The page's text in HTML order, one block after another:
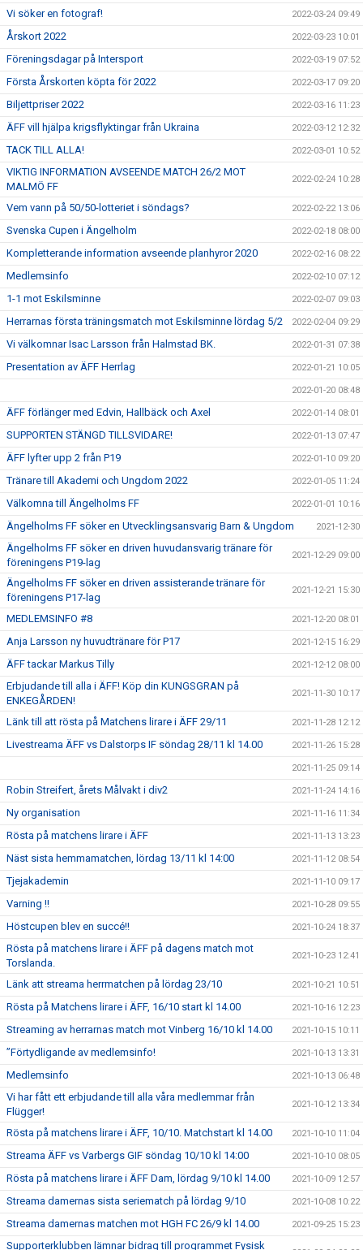
Vi söker en fotograf! 2022-03-24 09:49
Årskort 2022 2022-03-23 10:01
Föreningsdagar på Intersport 2022-03-19 07:52
Första Årskorten köpta för 2022 2022-03-17 09:20
Biljettpriser 2022 2022-03-16 11:23
ÄFF vill hjälpa krigsflyktingar från Ukraina 2022-03-12 12:32
TACK TILL ALLA! 2022-03-01 10:52
VIKTIG INFORMATION AVSEENDE MATCH 26/2 MOT
MALMÖ FF
2022-02-24 10:28
Vem vann på 50/50-lotteriet i söndags? 2022-02-22 13:06
Svenska Cupen i Ängelholm 2022-02-18 08:00
Kompletterande information avseende planhyror 2020 2022-02-16 08:22
Medlemsinfo 2022-02-10 07:12
1-1 mot Eskilsminne 2022-02-07 09:03
Herrarnas första träningsmatch mot Eskilsminne lördag 5/2 2022-02-04 09:29
Vi välkomnar Isac Larsson från Halmstad BK. 2022-01-31 07:38
Presentation av ÄFF Herrlag 2022-01-21 10:05
2022-01-20 08:48
ÄFF förlänger med Edvin, Hallbäck och Axel 2022-01-14 08:01
SUPPORTEN STÄNGD TILLSVIDARE! 2022-01-13 07:47
ÄFF lyfter upp 2 från P19 2022-01-10 09:20
Tränare till Akademi och Ungdom 2022 2022-01-05 11:24
Välkomna till Ängelholms FF 2022-01-01 10:16
Ängelholms FF söker en Utvecklingsansvarig Barn & Ungdom 2021-12-30
Ängelholms FF söker en driven huvudansvarig tränare för
föreningens P19-lag
2021-12-29 09:00
Ängelholms FF söker en driven assisterande tränare för
föreningens P17-lag
2021-12-21 15:30
MEDLEMSINFO #8 2021-12-20 08:01
Anja Larsson ny huvudtränare för P17 2021-12-15 16:29
ÄFF tackar Markus Tilly 2021-12-12 08:00
Erbjudande till alla i ÄFF! Köp din KUNGSGRAN på
ENKEGÅRDEN!
2021-11-30 10:17
Länk till att rösta på Matchens lirare i ÄFF 29/11 2021-11-28 12:12
Livestreama ÄFF vs Dalstorps IF söndag 28/11 kl 14.00 2021-11-26 15:28
2021-11-25 09:14
Robin Streifert, årets Målvakt i div2 2021-11-24 14:16
Ny organisation 2021-11-16 11:34
Rösta på matchens lirare i ÄFF 2021-11-13 13:23
Näst sista hemmamatchen, lördag 13/11 kl 14:00 2021-11-12 08:54
Tjejakademin 2021-11-10 09:17
Varning !! 2021-10-28 09:55
Höstcupen blev en succé!! 2021-10-24 18:37
Rösta på matchens lirare i ÄFF på dagens match mot
Torslanda.
2021-10-23 12:41
Länk att streama herrmatchen på lördag 23/10 2021-10-21 10:51
Rösta på Matchens lirare i ÄFF, 16/10 start kl 14.00 2021-10-16 12:23
Streaming av herrarnas match mot Vinberg 16/10 kl 14.00 2021-10-15 10:11
”Förtydligande av medlemsinfo! 2021-10-13 13:31
Medlemsinfo 2021-10-13 06:48
Vi har fått ett erbjudande till alla våra medlemmar från
Flügger!
2021-10-12 13:34
Rösta på matchens lirare i ÄFF, 10/10. Matchstart kl 14.00 2021-10-10 11:04
Streama ÄFF vs Varbergs GIF söndag 10/10 kl 14:00 2021-10-10 08:05
Rösta på matchens lirare i ÄFF Dam, lördag 9/10 kl 14.00 2021-10-09 12:57
Streama damernas sista seriematch på lördag 9/10 2021-10-08 10:22
Streama damernas matchen mot HGH FC 26/9 kl 14.00 2021-09-25 15:23
Supporterklubben lämnar bidrag till programmet Fysisk